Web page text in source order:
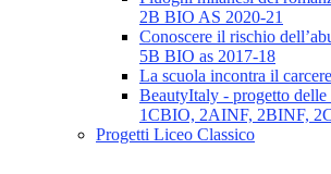
2B BIO AS 2020-21
Conoscere il rischio
5B BIO as 2017-18
La scuola incontra il
BeautyItaly - progetto
1CBIO, 2AINF, 2BINF,
Progetti Liceo Classico